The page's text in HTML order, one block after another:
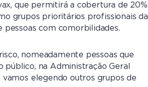
que permitirá a cobertura de 20%
grupos prioritários profissionais da
pessoas com comorbilidades.
nomeadamente pessoas que
na Administração Geral
elegendo outros grupos de